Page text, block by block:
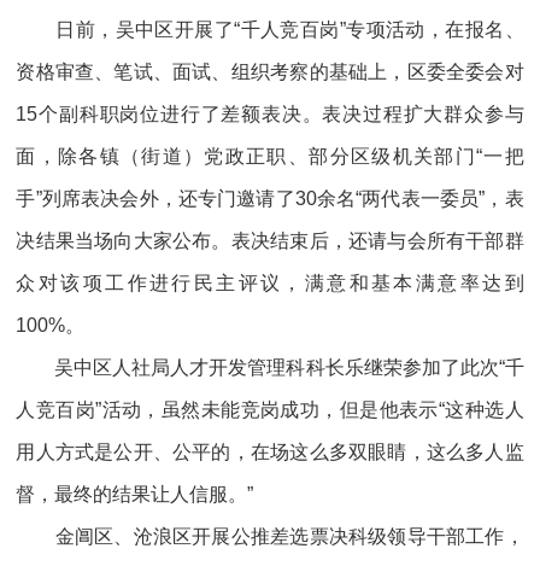
日前，吴中区开展了“千人竞百岗”专项活动，在报名、
资格审查、笔试、面试、组织考察的基础上，区委全委会对
15个副科职岗位进行了差额表决。表决过程扩大群众参与
面，除各镇（街道）党政正职、部分区级机关部门“一把
手”列席表决会外，还专门邀请了30余名“两代表一委员”，表
决结果当场向大家公布。表决结束后，还请与会所有干部群
众对该项工作进行民主评议，满意和基本满意率达到
100%。
吴中区人社局人才开发管理科科长乐继荣参加了此次“千
人竞百岗”活动，虽然未能竞岗成功，但是他表示“这种选人
用人方式是公开、公平的，在场这么多双眼睛，这么多人监
督，最终的结果让人信服。”
金阊区、沧浪区开展公推差选票决科级领导干部工作，